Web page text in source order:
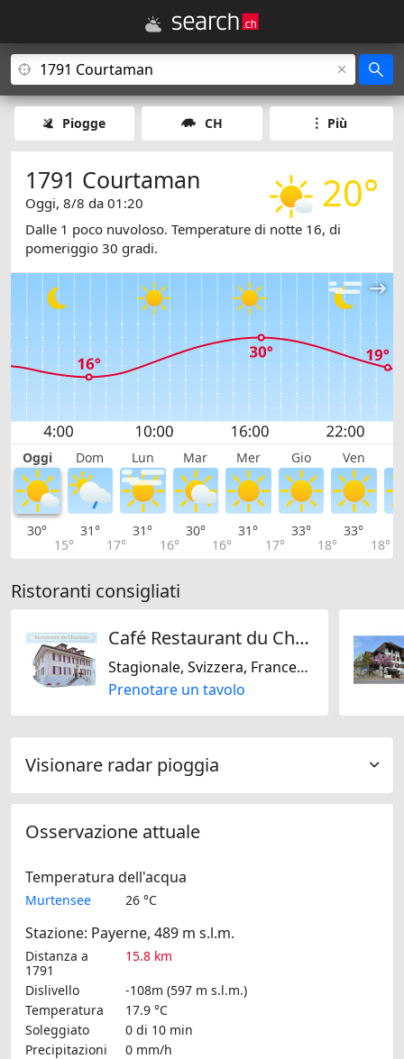
Piogge CH Più
20°
1791 Courtaman
Oggi, 8/8 da 01:20
Dalle 1 poco nuvoloso. Temperature di notte 16, di
pomeriggio 30 gradi.
Oggi Dom Lun Mar Mer Gio Ven
30°
15°
31°
17°
31°
16°
30°
16°
31°
17°
33°
18°
33°
18°
Ristoranti consigliati
Café Restaurant du Chasseur
Stagionale, Svizzera, Francese, Regionale
Prenotare un tavolo
Visionare radar pioggia
Osservazione attuale
Temperatura dell'acqua
Murtensee 26 °C
Stazione: Payerne, 489 m s.l.m.
Distanza a
1791
15.8 km
Dislivello
-108m (597 m s.l.m.)
Temperatura
17.9 °C
Soleggiato
0 di 10 min
Precipitazioni
0 mm/h